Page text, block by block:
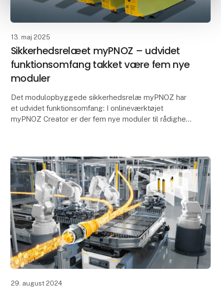
13. maj 2025
Sikkerhedsrelæet myPNOZ – udvidet
funktionsomfang takket være fem nye
moduler
Det modulopbyggede sikkerhedsrelæ myPNOZ har
et udvidet funktionsomfang: I onlineværktøjet
myPNOZ Creator er der fem nye moduler til rådighed
29. august 2024